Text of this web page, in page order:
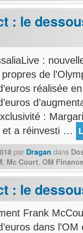
: le
:
de
réalisée
:
et a réinvesti …
par Dragan dans
, Mc Court, OM
: le
Frank
dans